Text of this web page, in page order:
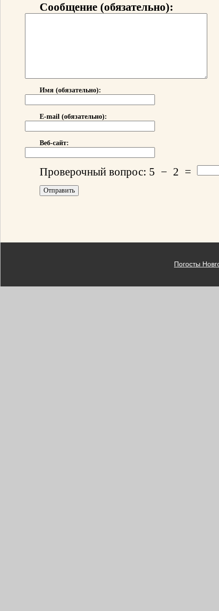
Сообщение (обязательно):
Имя (обязательно):
E-mail (обязательно):
Веб-сайт:
Проверочный вопрос: 5 − 2 =
Погосты